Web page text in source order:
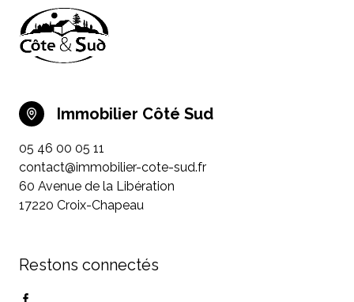
Immobilier Côté Sud
05 46 00 05 11
contact@immobilier-cote-sud.fr
60 Avenue de la Libération
17220 Croix-Chapeau
Restons connectés